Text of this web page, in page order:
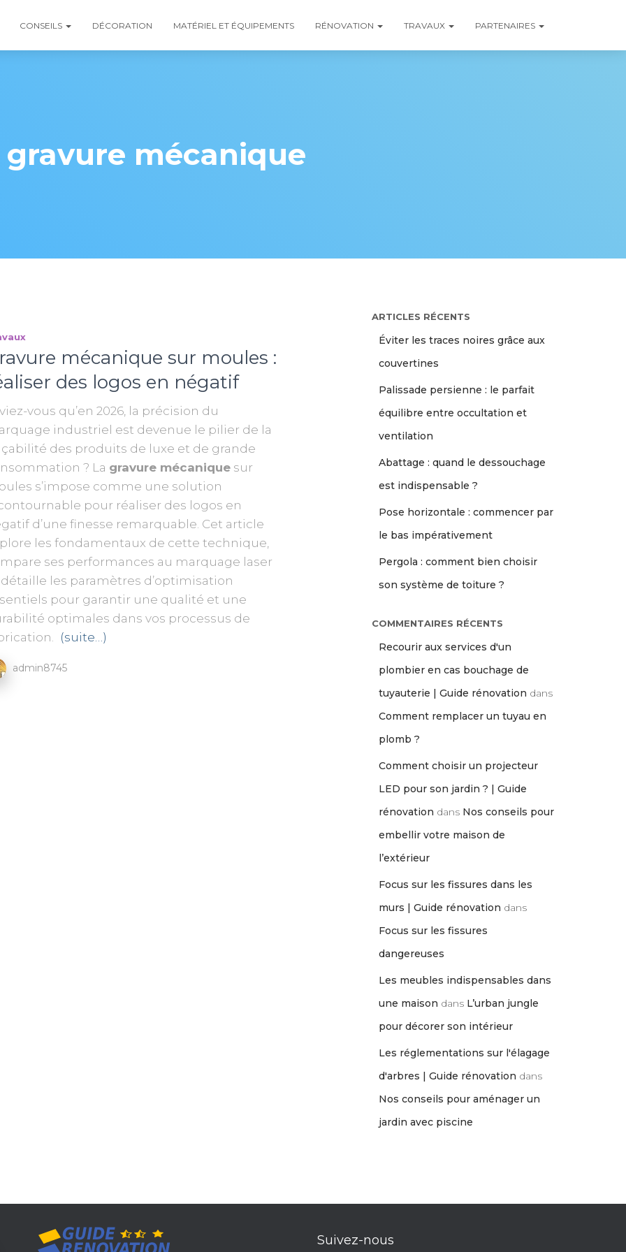
CONSEILS DÉCORATION MATÉRIEL ET ÉQUIPEMENTS RÉNOVATION TRAVAUX PARTENAIRES
gravure mécanique
mécanique sur moules :
des logos en négatif
vous qu’en 2026, la précision du
industriel est devenue le pilier de la
des produits de luxe et de grande
? La gravure mécanique sur
s’impose comme une solution
pour réaliser des logos en
d’une finesse remarquable. Cet article
les fondamentaux de cette technique,
ses performances au marquage laser
les paramètres d’optimisation
pour garantir une qualité et une
optimales dans vos processus de
(suite…)
admin8745
ARTICLES RÉCENTS
Éviter les traces noires grâce aux
couvertines
Palissade persienne : le parfait
équilibre entre occultation et
ventilation
Abattage : quand le dessouchage
est indispensable ?
Pose horizontale : commencer par
le bas impérativement
Pergola : comment bien choisir
son système de toiture ?
COMMENTAIRES RÉCENTS
Recourir aux services d'un
plombier en cas bouchage de
tuyauterie | Guide rénovation dans
Comment remplacer un tuyau en
plomb ?
Comment choisir un projecteur
LED pour son jardin ? | Guide
rénovation dans Nos conseils pour
embellir votre maison de
l’extérieur
Focus sur les fissures dans les
murs | Guide rénovation dans
Focus sur les fissures
dangereuses
Les meubles indispensables dans
une maison dans L’urban jungle
pour décorer son intérieur
Les réglementations sur l'élagage
d'arbres | Guide rénovation dans
Nos conseils pour aménager un
jardin avec piscine
Suivez-nous